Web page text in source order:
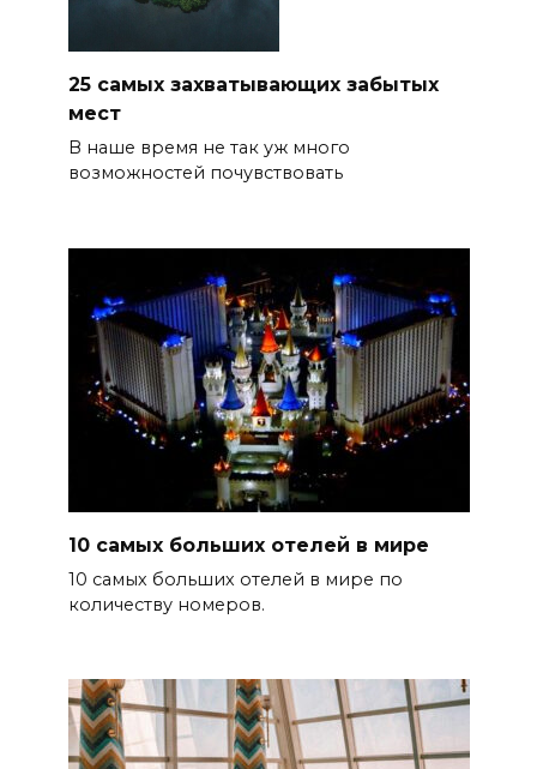
25 самых захватывающих забытых
мест
В наше время не так уж много
возможностей почувствовать
10 самых больших отелей в мире
10 самых больших отелей в мире по
количеству номеров.